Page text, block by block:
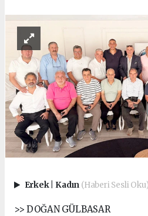
Erkek Kadın (Haberi Sesli
>> DOĞAN GÜLBASAR